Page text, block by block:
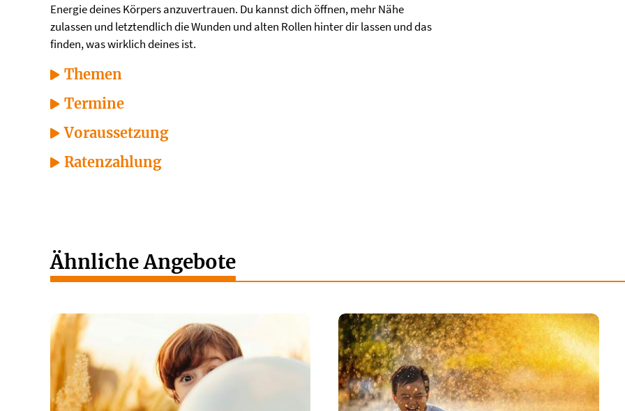
Energie deines Körpers anzuvertrauen. Du kannst dich öffnen, mehr Nähe
zulassen und letztendlich die Wunden und alten Rollen hinter dir lassen und das
finden, was wirklich deines ist.
Themen
Termine
Voraussetzung
Ratenzahlung
Ähnliche Angebote